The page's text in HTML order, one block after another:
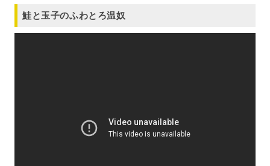
鮭と玉子のふわとろ温奴